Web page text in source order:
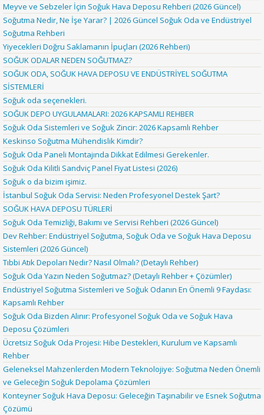
Meyve ve Sebzeler İçin Soğuk Hava Deposu Rehberi (2026 Güncel)
Soğutma Nedir, Ne İşe Yarar? | 2026 Güncel Soğuk Oda ve Endüstriyel
Soğutma Rehberi
Yiyecekleri Doğru Saklamanın İpuçları (2026 Rehberi)
SOĞUK ODALAR NEDEN SOĞUTMAZ?
SOĞUK ODA, SOĞUK HAVA DEPOSU VE ENDÜSTRİYEL SOĞUTMA
SİSTEMLERİ
Soğuk oda seçenekleri.
SOĞUK DEPO UYGULAMALARI: 2026 KAPSAMLI REHBER
Soğuk Oda Sistemleri ve Soğuk Zincir: 2026 Kapsamlı Rehber
Keskinso Soğutma Mühendislik Kimdir?
Soğuk Oda Paneli Montajında Dikkat Edilmesi Gerekenler.
Soğuk Oda Kilitli Sandviç Panel Fiyat Listesi (2026)
Soğuk o da bizim işimiz.
İstanbul Soğuk Oda Servisi: Neden Profesyonel Destek Şart?
SOĞUK HAVA DEPOSU TÜRLERİ
Soğuk Oda Temizliği, Bakımı ve Servisi Rehberi (2026 Güncel)
Dev Rehber: Endüstriyel Soğutma, Soğuk Oda ve Soğuk Hava Deposu
Sistemleri (2026 Güncel)
Tıbbi Atık Depoları Nedir? Nasıl Olmalı? (Detaylı Rehber)
Soğuk Oda Yazın Neden Soğutmaz? (Detaylı Rehber + Çözümler)
Endüstriyel Soğutma Sistemleri ve Soğuk Odanın En Önemli 9 Faydası:
Kapsamlı Rehber
Soğuk Oda Bizden Alınır: Profesyonel Soğuk Oda ve Soğuk Hava
Deposu Çözümleri
Ücretsiz Soğuk Oda Projesi: Hibe Destekleri, Kurulum ve Kapsamlı
Rehber
Geleneksel Mahzenlerden Modern Teknolojiye: Soğutma Neden Önemli
ve Geleceğin Soğuk Depolama Çözümleri
Konteyner Soğuk Hava Deposu: Geleceğin Taşınabilir ve Esnek Soğutma
Çözümü